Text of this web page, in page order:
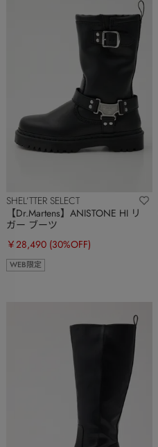
SHEL’TTER SELECT
【Dr.Martens】ANISTONE HI リ
ガー ブーツ
￥28,490 (30%OFF)
WEB限定